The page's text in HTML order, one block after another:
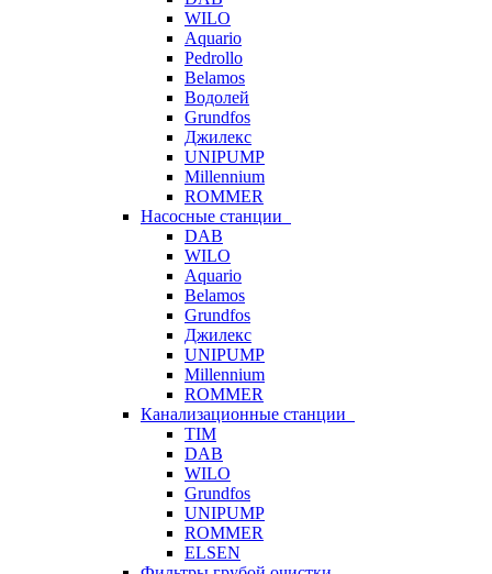
WILO
Aquario
Pedrollo
Belamos
Водолей
Grundfos
Джилекс
UNIPUMP
Millennium
ROMMER
Насосные станции
DAB
WILO
Aquario
Belamos
Grundfos
Джилекс
UNIPUMP
Millennium
ROMMER
Канализационные станции
TIM
DAB
WILO
Grundfos
UNIPUMP
ROMMER
ELSEN